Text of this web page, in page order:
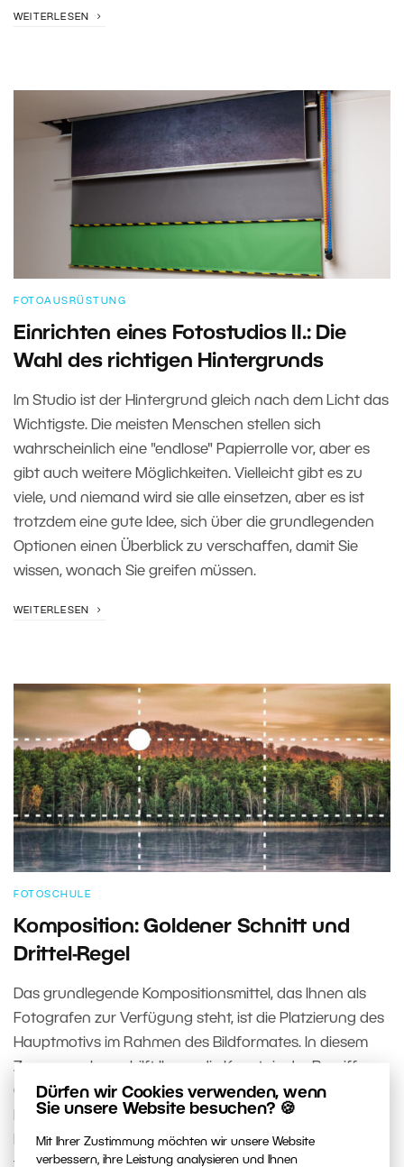
Dürfen wir Cookies verwenden, wenn
Sie unsere Website besuchen? 🍪
Mit Ihrer Zustimmung möchten wir unsere Website
verbessern, ihre Leistung analysieren und Ihnen
WEITERLESEN
FOTOAUSRÜSTUNG
Einrichten eines Fotostudios II.: Die
Wahl des richtigen Hintergrunds
Im Studio ist der Hintergrund gleich nach dem Licht das
Wichtigste. Die meisten Menschen stellen sich
wahrscheinlich eine "endlose" Papierrolle vor, aber es
gibt auch weitere Möglichkeiten. Vielleicht gibt es zu
viele, und niemand wird sie alle einsetzen, aber es ist
trotzdem eine gute Idee, sich über die grundlegenden
Optionen einen Überblick zu verschaffen, damit Sie
wissen, wonach Sie greifen müssen.
WEITERLESEN
FOTOSCHULE
Komposition: Goldener Schnitt und
Drittel-Regel
Das grundlegende Kompositionsmittel, das Ihnen als
Fotografen zur Verfügung steht, ist die Platzierung des
Hauptmotivs im Rahmen des Bildformates. In diesem
Zusammenhang hilft Ihnen die Kenntnis der Begriffe
Goldener Schnitt und Drittel-Regel. Die Platzierung des
Motivs im Foto hat nicht nur Auswirkungen auf dessen
Lesbarkeit, sondern sie kann auch die gesamte